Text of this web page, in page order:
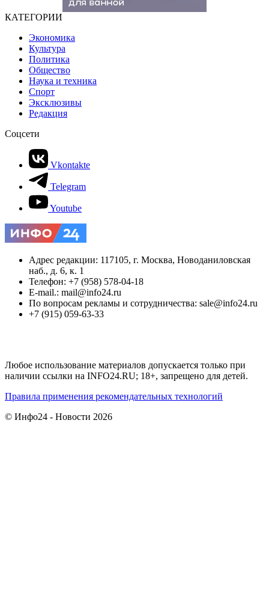
КАТЕГОРИИ
Экономика
Культура
Политика
Общество
Наука и техника
Спорт
Эксклюзивы
Редакция
Соцсети
Vkontakte
Telegram
Youtube
Адрес редакции: 117105, г. Москва, Новоданиловская
наб., д. 6, к. 1
Телефон: +7 (958) 578-04-18
E-mail.: mail@info24.ru
По вопросам рекламы и сотрудничества: sale@info24.ru
+7 (915) 059-63-33
Любое использование материалов допускается только при
наличии ссылки на INFO24.RU; 18+, запрещено для детей.
Правила применения рекомендательных технологий
© Инфо24 - Новости 2026